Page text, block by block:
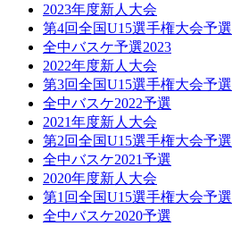
2023年度新人大会
第4回全国U15選手権大会予選
全中バスケ予選2023
2022年度新人大会
第3回全国U15選手権大会予選
全中バスケ2022予選
2021年度新人大会
第2回全国U15選手権大会予選
全中バスケ2021予選
2020年度新人大会
第1回全国U15選手権大会予選
全中バスケ2020予選